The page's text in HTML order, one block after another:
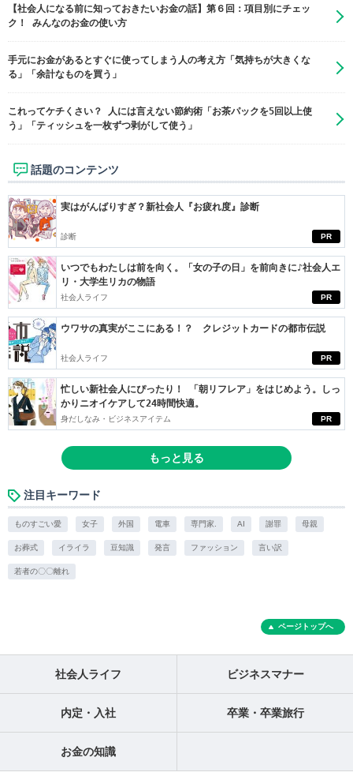
【社会人になる前に知っておきたいお金の話】第６回：項目別にチェッ
ク！ みんなのお金の使い方
手元にお金があるとすぐに使ってしまう人の考え方「気持ちが大きくな
る」「余計なものを買う」
これってケチくさい？ 人には言えない節約術「お茶パックを5回以上使
う」「ティッシュを一枚ずつ剥がして使う」
話題のコンテンツ
PR
実はがんばりすぎ？新社会人『お疲れ度』診断
診断
PR
いつでもわたしは前を向く。「女の子の日」を前向きに♪社会人エ
リ・大学生リカの物語
社会人ライフ
PR
ウワサの真実がここにある！？ クレジットカードの都市伝説
社会人ライフ
PR
忙しい新社会人にぴったり！ 「朝リフレア」をはじめよう。しっ
かりニオイケアして24時間快適。
身だしなみ・ビジネスアイテム
もっと見る
注目キーワード
ものすごい愛 女子 外国 電車 専門家. AI 謝罪 母親
お葬式 イライラ 豆知識 発言 ファッション 言い訳
若者の〇〇離れ
ページトップへ
社会人ライフ ビジネスマナー
内定・入社 卒業・卒業旅行
お金の知識